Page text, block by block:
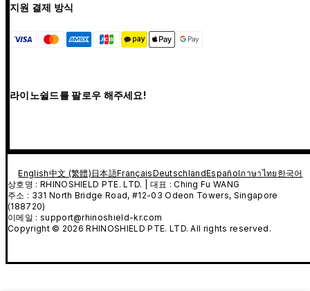
지원 결제 방식
라이노쉴드를 팔로우 해주세요!
English中文 (繁體) 日本語FrançaisDeutschlandEspañolภาษาไทย 한국어
상호명 : RHINOSHIELD PTE. LTD. | 대표 : Ching Fu WANG
주소 : 331 North Bridge Road, #12-03 Odeon Towers, Singapore
(188720)
이메일 : support@rhinoshield-kr.com
Copyright © 2026 RHINOSHIELD PTE. LTD. All rights reserved.